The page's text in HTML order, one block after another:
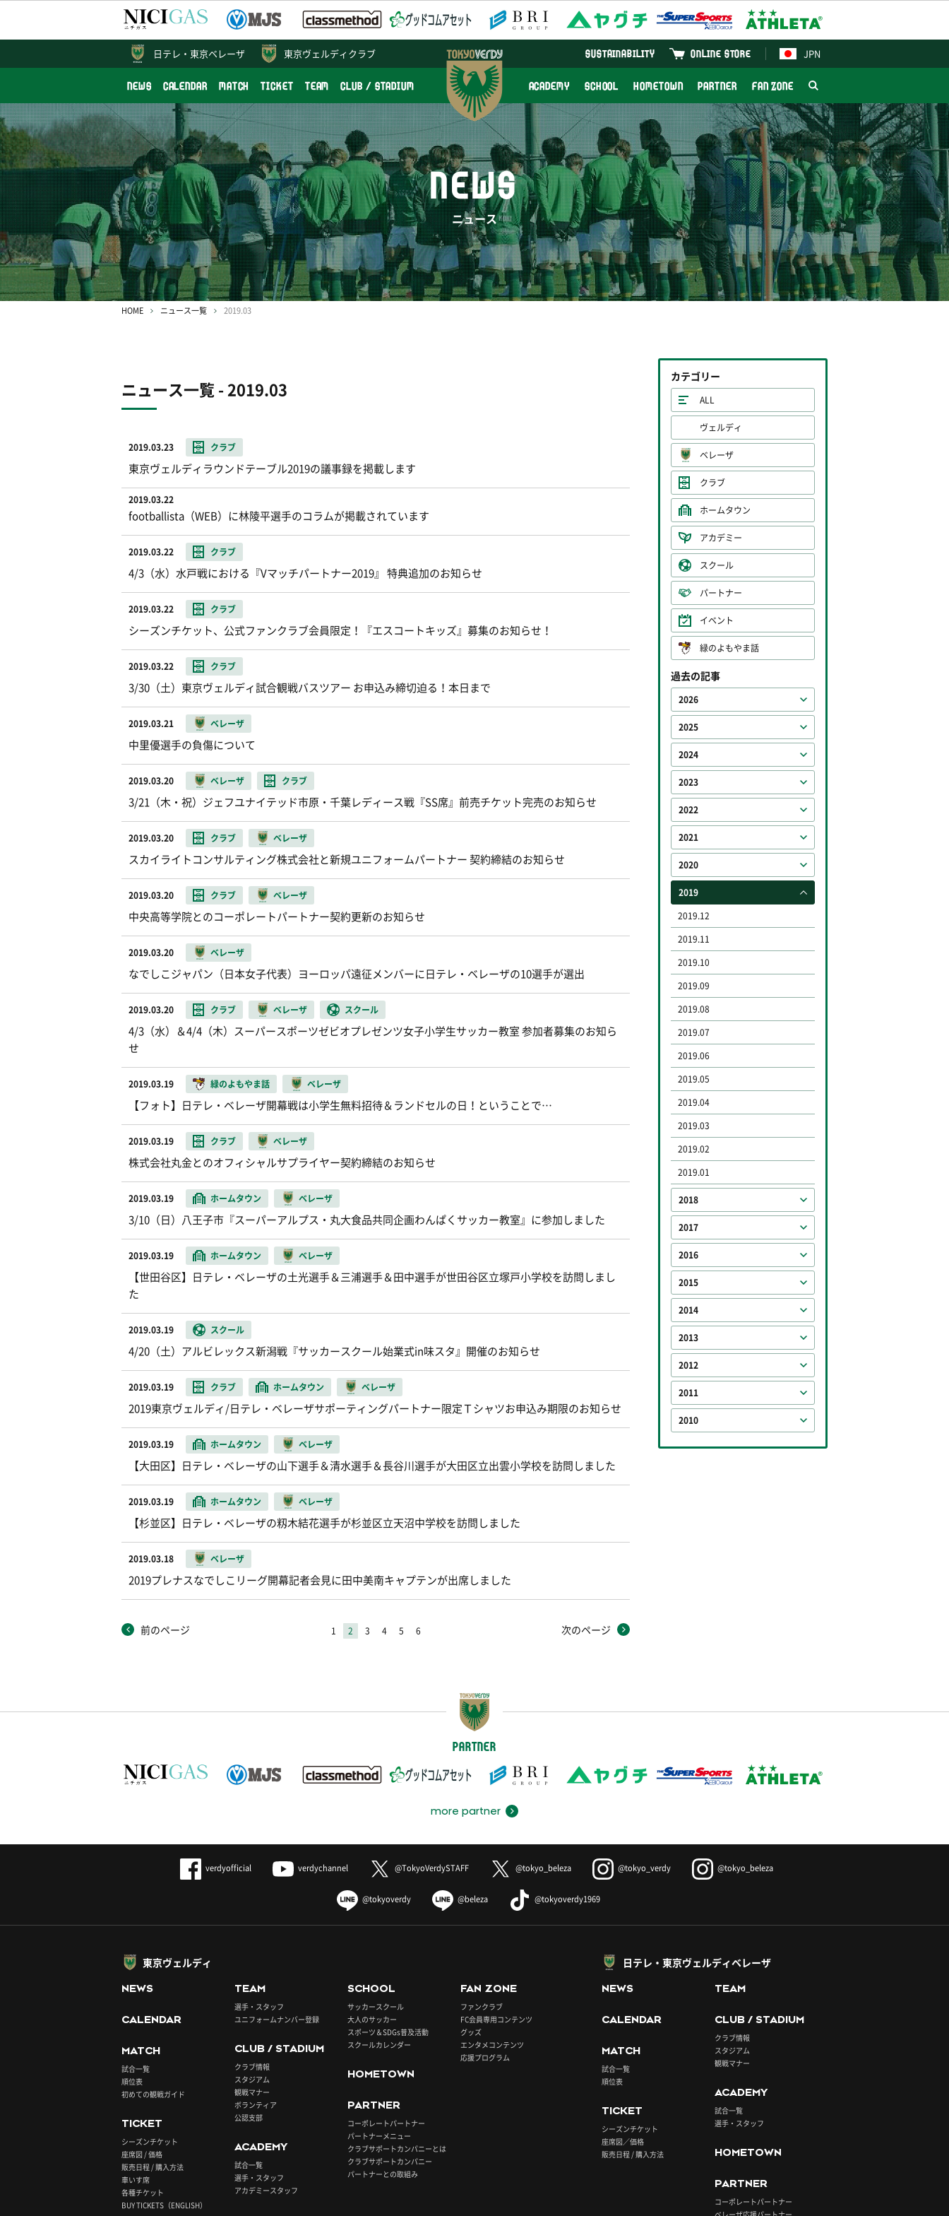
東京ヴェルディクラブ JPN
ONLINE STORE
SUSTAINABILITY
NEWS CALENDAR MATCH TICKET TEAM CLUB / STADIUM ACADEMY SCHOOL HOMETOWN PARTNER FAN ZONE
日テレ・ 東京ベレーザ
NEWS
ニュース
HOME ニュース一覧 2019.03
ニュース一覧 - 2019.03
2019.03.23 クラブ
東京ヴェルディラウンドテーブル2019の議事録を掲載します
2019.03.22
footballista（WEB）に林陵平選手のコラムが掲載されています
2019.03.22 クラブ
4/3（水）水戸戦における『Vマッチパートナー2019』 特典追加のお知らせ
2019.03.22 クラブ
シーズンチケット、公式ファンクラブ会員限定！『エスコートキッズ』募集のお知らせ！
2019.03.22 クラブ
3/30（土）東京ヴェルディ試合観戦バスツアー お申込み締切迫る！本日まで
2019.03.21 ベレーザ
中里優選手の負傷について
2019.03.20 ベレーザ クラブ
3/21（木・祝）ジェフユナイテッド市原・千葉レディース戦『SS席』前売チケット完売のお知らせ
2019.03.20 クラブ ベレーザ
スカイライトコンサルティング株式会社と新規ユニフォームパートナー 契約締結のお知らせ
2019.03.20 クラブ ベレーザ
中央高等学院とのコーポレートパートナー契約更新のお知らせ
2019.03.20 ベレーザ
なでしこジャパン（日本女子代表）ヨーロッパ遠征メンバーに日テレ・ベレーザの10選手が選出
2019.03.20 クラブ ベレーザ スクール
4/3（水）＆4/4（木）スーパースポーツゼビオプレゼンツ女子小学生サッカー教室 参加者募集のお知ら
せ
2019.03.19 緑のよもやま話 ベレーザ
【フォト】日テレ・ベレーザ開幕戦は小学生無料招待＆ランドセルの日！ということで…
2019.03.19 クラブ ベレーザ
株式会社丸金とのオフィシャルサプライヤー契約締結のお知らせ
2019.03.19 ホームタウン ベレーザ
3/10（日）八王子市『スーパーアルプス・丸大食品共同企画わんぱくサッカー教室』に参加しました
2019.03.19 ホームタウン ベレーザ
【世田谷区】日テレ・ベレーザの土光選手＆三浦選手＆田中選手が世田谷区立塚戸小学校を訪問しまし
た
2019.03.19 スクール
4/20（土）アルビレックス新潟戦『サッカースクール始業式in味スタ』開催のお知らせ
2019.03.19 クラブ ホームタウン ベレーザ
2019東京ヴェルディ/日テレ・ベレーザサポーティングパートナー限定Ｔシャツお申込み期限のお知らせ
2019.03.19 ホームタウン ベレーザ
【大田区】日テレ・ベレーザの山下選手＆清水選手＆長谷川選手が大田区立出雲小学校を訪問しました
2019.03.19 ホームタウン ベレーザ
【杉並区】日テレ・ベレーザの籾木結花選手が杉並区立天沼中学校を訪問しました
2019.03.18 ベレーザ
2019プレナスなでしこリーグ開幕記者会見に田中美南キャプテンが出席しました
前のページ 1 2 3 4 5 6 次のページ
カテゴリー
ALL
ヴェルディ
ベレーザ
クラブ
ホームタウン
アカデミー
スクール
パートナー
イベント
緑のよもやま話
過去の記事
2026
2025
2024
2023
2022
2021
2020
2019
2019.12
2019.11
2019.10
2019.09
2019.08
2019.07
2019.06
2019.05
2019.04
2019.03
2019.02
2019.01
2018
2017
2016
2015
2014
2013
2012
2011
2010
PARTNER
more partner
verdyofficial verdychannel @TokyoVerdySTAFF @tokyo_beleza @tokyo_verdy @tokyo_beleza
@tokyoverdy @beleza @tokyoverdy1969
東京ヴェルディ
NEWS
CALENDAR
MATCH
試合一覧
順位表
初めての観戦ガイド
TICKET
シーズンチケット
座席図 / 価格
販売日程 / 購入方法
車いす席
各種チケット
BUY TICKETS（ENGLISH）
TEAM
選手・スタッフ
ユニフォームナンバー登録
CLUB / STADIUM
クラブ情報
スタジアム
観戦マナー
ボランティア
公認支部
ACADEMY
試合一覧
選手・スタッフ
アカデミースタッフ
SCHOOL
サッカースクール
大人のサッカー
スポーツ＆SDGs普及活動
スクールカレンダー
HOMETOWN
PARTNER
コーポレートパートナー
パートナーメニュー
クラブサポートカンパニーとは
クラブサポートカンパニー
パートナーとの取組み
FAN ZONE
ファンクラブ
FC会員専用コンテンツ
グッズ
エンタメコンテンツ
応援プログラム
日テレ・東京ヴェルディベレーザ
NEWS
CALENDAR
MATCH
試合一覧
順位表
TICKET
シーズンチケット
座席図／価格
販売日程 / 購入方法
TEAM
CLUB / STADIUM
クラブ情報
スタジアム
観戦マナー
ACADEMY
試合一覧
選手・スタッフ
HOMETOWN
PARTNER
コーポレートパートナー